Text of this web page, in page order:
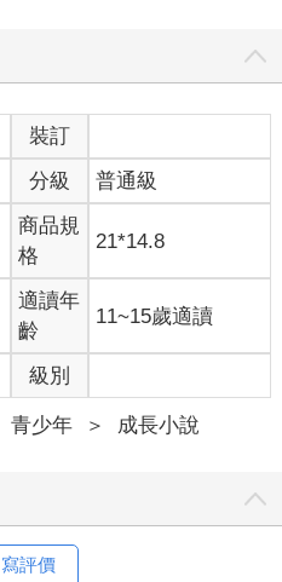
裝訂
分級 普通級
商品規
格
21*14.8
適讀年
齡
11~15歲適讀
級別
青少年 ＞ 成長小說
寫評價